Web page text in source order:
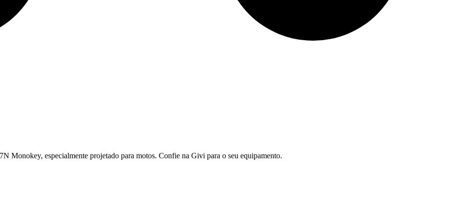
Monokey, especialmente projetado para motos. Confie na Givi para o seu equipamento.